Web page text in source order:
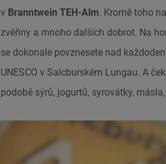
v Branntwein TEH-Alm. Kromě toho
zvěřiny a mnoho dalších dobrot. Na
se dokonale povznesete nad
UNESCO v Salcburském Lungau. A
podobě sýrů, jogurtů, syrovátky,